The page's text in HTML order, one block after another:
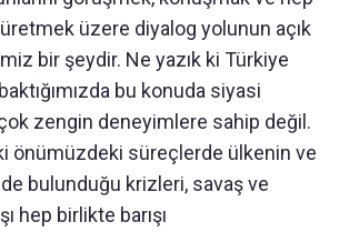
üzere diyalog yolunun açık
bir şeydir. Ne yazık ki Türkiye
bu konuda siyasi
zengin deneyimlere sahip değil.
önümüzdeki süreçlerde ülkenin ve
bulunduğu krizleri, savaş ve
hep birlikte barışı